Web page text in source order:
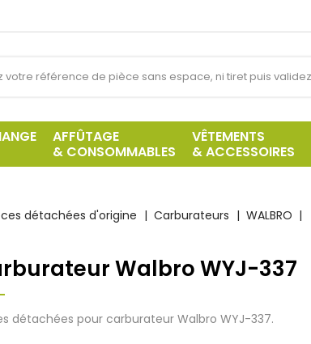
AFFÛTAGE
& CONSOMMABLES
VÊTEMENTS
& ACCESSOIRES
détachées d'origine Carburateurs WALBRO
Walbro WYJ-337
détachées pour carburateur Walbro WYJ-337.